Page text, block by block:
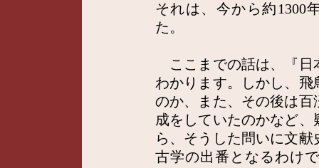
それは、今から約1300
た。
ここまでの話は、『日
わかります。しかし、
のか、また、その後は
成をしていたのかなど
ら、そうした問いに文
古学の出番となるわけ